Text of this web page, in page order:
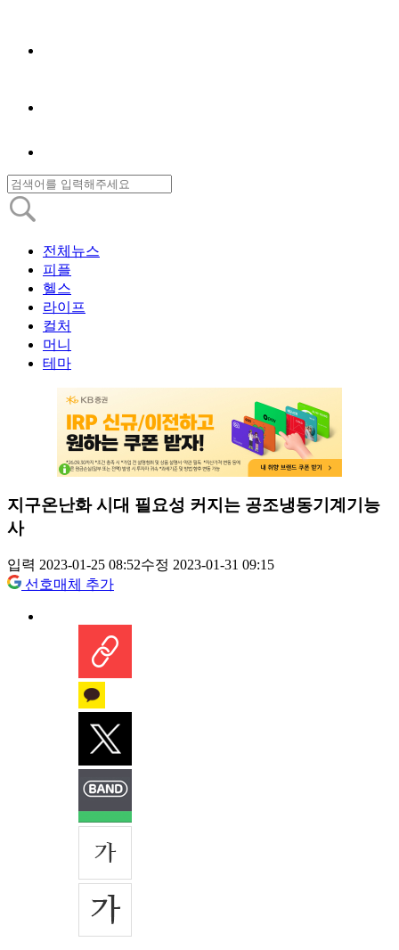
전체뉴스
피플
헬스
라이프
컬처
머니
테마
지구온난화 시대 필요성 커지는 공조냉동기계기능
사
입력 2023-01-25 08:52수정 2023-01-31 09:15
선호매체 추가